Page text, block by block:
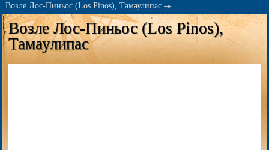
Возле Лос-Пиньос (Los Pinos), Тамаулипас
Возле Лос-Пиньос (Los Pinos),
Тамаулипас